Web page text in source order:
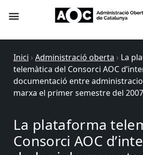
Inici › Administració oberta › La
telemàtica del Consorci AOC
documentació entre
marxa el primer semestre del 2007
La plataforma
Consorci AOC